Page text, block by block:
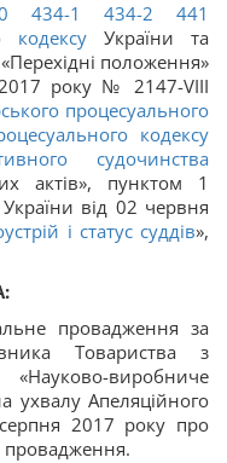
434-1 434-2
441
кодексу України та
положення»
року № 2147-VIII
процесуального
кодексу
судочинства
актів», пунктом 1
від 02 червня
і статус суддів»,
провадження за
Товариства з
виробниче
ухвалу Апеляційного
2017 року про
провадження.